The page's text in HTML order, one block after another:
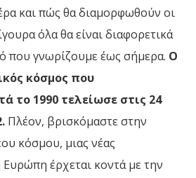
και πώς θα διαμορφωθούν οι
όλα θα είναι διαφορετικά
που γνωρίζουμε έως σήμερα. Ο
κόσμος που
το 1990 τελείωσε στις 24
Πλέον, βρισκόμαστε στην
κόσμου, μιας νέας
Ευρώπη έρχεται κοντά με την